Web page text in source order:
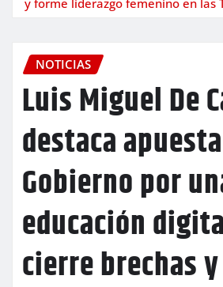
NOTICIAS
Luis Miguel De
destaca
Gobierno por
educación
cierre brechas